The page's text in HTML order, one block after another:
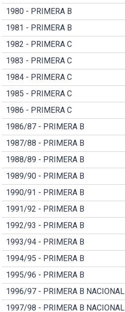
1980 - PRIMERA B
1981 - PRIMERA B
1982 - PRIMERA C
1983 - PRIMERA C
1984 - PRIMERA C
1985 - PRIMERA C
1986 - PRIMERA C
1986/87 - PRIMERA B
1987/88 - PRIMERA B
1988/89 - PRIMERA B
1989/90 - PRIMERA B
1990/91 - PRIMERA B
1991/92 - PRIMERA B
1992/93 - PRIMERA B
1993/94 - PRIMERA B
1994/95 - PRIMERA B
1995/96 - PRIMERA B
1996/97 - PRIMERA B NACIONAL
1997/98 - PRIMERA B NACIONAL